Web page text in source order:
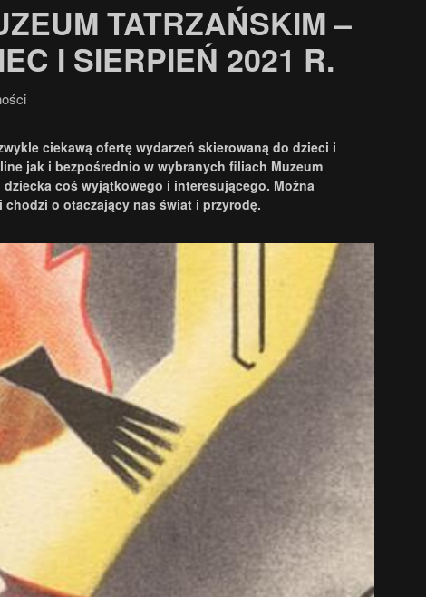
TATRZAŃSKIM –
I SIERPIEŃ 2021 R.
ciekawą ofertę wydarzeń skierowaną do dzieci i
jak i bezpośrednio w wybranych filiach Muzeum
coś wyjątkowego i interesującego. Można
o otaczający nas świat i przyrodę.